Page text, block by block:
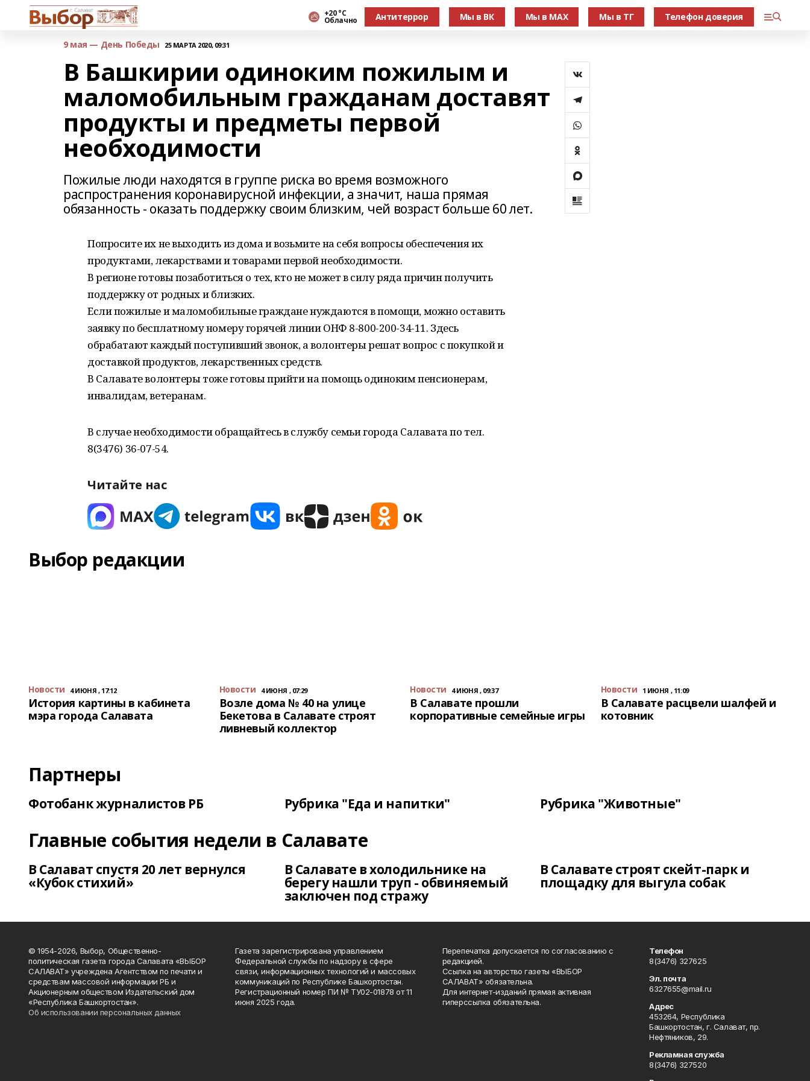
+20 °С
Облачно Антитеррор Мы в ВК Мы в МАХ Мы в ТГ Телефон доверия
9 мая — День Победы 25 МАРТА 2020, 09:31
В Башкирии одиноким пожилым и
маломобильным гражданам доставят
продукты и предметы первой
необходимости
Пожилые люди находятся в группе риска во время возможного
распространения коронавирусной инфекции, а значит, наша прямая
обязанность - оказать поддержку своим близким, чей возраст больше 60 лет.
Попросите их не выходить из дома и возьмите на себя вопросы обеспечения их
продуктами, лекарствами и товарами первой необходимости.
В регионе готовы позаботиться о тех, кто не может в силу ряда причин получить
поддержку от родных и близких.
Если пожилые и маломобильные граждане нуждаются в помощи, можно оставить
заявку по бесплатному номеру горячей линии ОНФ 8-800-200-34-11. Здесь
обрабатают каждый поступивший звонок, а волонтеры решат вопрос с покупкой и
доставкой продуктов, лекарственных средств.
В Салавате волонтеры тоже готовы прийти на помощь одиноким пенсионерам,
инвалидам, ветеранам.
В случае необходимости обращайтесь в службу семьи города Салавата по тел.
8(3476) 36-07-54.
Читайте нас
Выбор редакции
Новости 4 ИЮНЯ , 17:12
История картины в кабинета
мэра города Салавата
Новости 4 ИЮНЯ , 07:29
Возле дома № 40 на улице
Бекетова в Салавате строят
ливневый коллектор
Новости 4 ИЮНЯ , 09:37
В Салавате прошли
корпоративные семейные игры
Новости 1 ИЮНЯ , 11:09
В Салавате расцвели шалфей и
котовник
Партнеры
Фотобанк журналистов РБ Рубрика "Еда и напитки" Рубрика "Животные"
Главные события недели в Салавате
В Салават спустя 20 лет вернулся
«Кубок стихий»
В Салавате в холодильнике на
берегу нашли труп - обвиняемый
заключен под стражу
В Салавате строят скейт-парк и
площадку для выгула собак
© 1954-2026, Выбор, Общественно-
политическая газета города Салавата «ВЫБОР
САЛАВАТ» учреждена Агентством по печати и
средствам массовой информации РБ и
Акционерным обществом Издательский дом
«Республика Башкортостан».
Об использовании персональных данных
Газета зарегистрирована управлением
Федеральной службы по надзору в сфере
связи, информационных технологий и массовых
коммуникаций по Республике Башкортостан.
Регистрационный номер ПИ № ТУ02-01878 от 11
июня 2025 года.
Перепечатка допускается по согласованию с
редакцией.
Ссылка на авторство газеты «ВЫБОР
САЛАВАТ» обязательна.
Для интернет-изданий прямая активная
гиперссылка обязательна.
Телефон
8(3476) 327625
Эл. почта
6327655@mail.ru
Адрес
453264, Республика
Башкортостан, г. Салават, пр.
Нефтяников, 29.
Рекламная служба
8(3476) 327520